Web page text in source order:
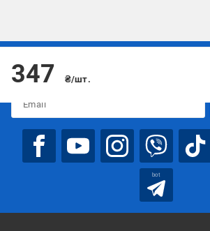
347 ₴/шт.
Подписывайтесь, чтобы узнавать
bot